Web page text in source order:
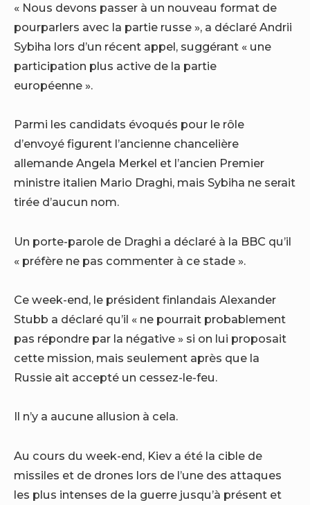
« Nous devons passer à un nouveau format de
pourparlers avec la partie russe », a déclaré Andrii
Sybiha lors d’un récent appel, suggérant « une
participation plus active de la partie
européenne ».
Parmi les candidats évoqués pour le rôle
d’envoyé figurent l’ancienne chancelière
allemande Angela Merkel et l’ancien Premier
ministre italien Mario Draghi, mais Sybiha ne serait
tirée d’aucun nom.
Un porte-parole de Draghi a déclaré à la BBC qu’il
« préfère ne pas commenter à ce stade ».
Ce week-end, le président finlandais Alexander
Stubb a déclaré qu’il « ne pourrait probablement
pas répondre par la négative » si on lui proposait
cette mission, mais seulement après que la
Russie ait accepté un cessez-le-feu.
Il n’y a aucune allusion à cela.
Au cours du week-end, Kiev a été la cible de
missiles et de drones lors de l’une des attaques
les plus intenses de la guerre jusqu’à présent et